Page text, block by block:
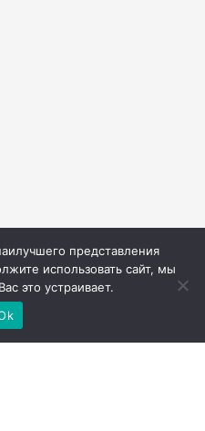
представления
использовать сайт, мы
это устраивает.